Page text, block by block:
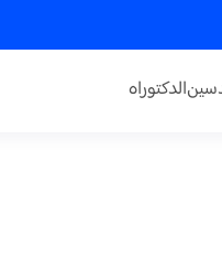
الدكتوراه